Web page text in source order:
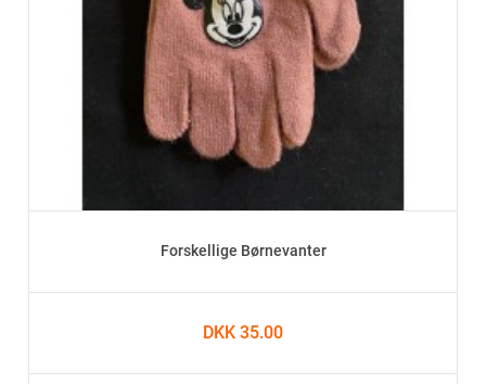
Forskellige Børnevanter
DKK 35.00